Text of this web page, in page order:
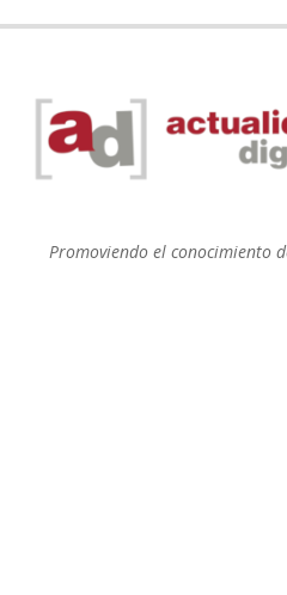
Promoviendo el conocimiento